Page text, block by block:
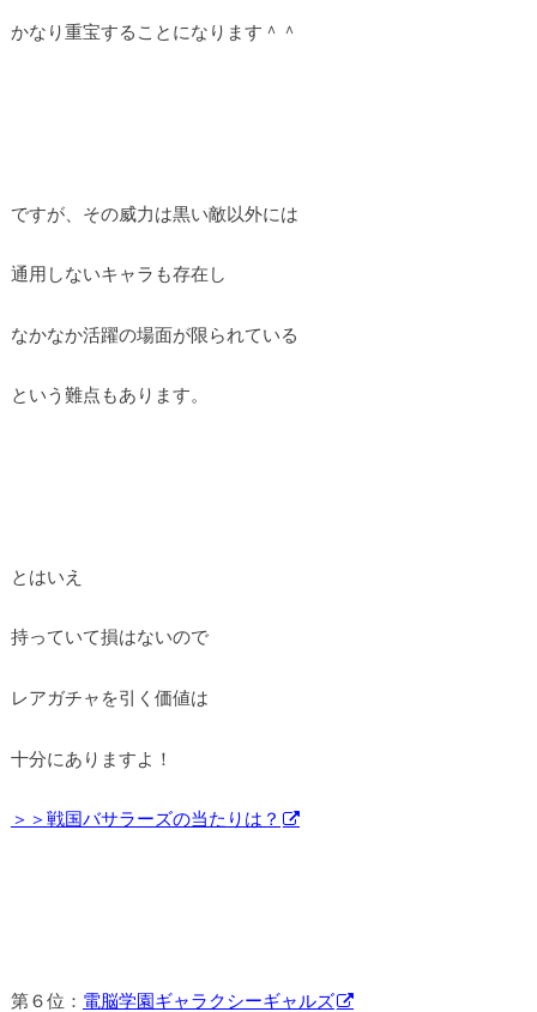
かなり重宝することになります＾＾
ですが、その威力は黒い敵以外には
通用しないキャラも存在し
なかなか活躍の場面が限られている
という難点もあります。
とはいえ
持っていて損はないので
レアガチャを引く価値は
十分にありますよ！
＞＞戦国バサラーズの当たりは？
第６位： 電脳学園ギャラクシーギャルズ